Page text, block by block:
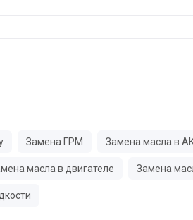
Замена ГРМ Замена масла в
масла в двигателе Замена